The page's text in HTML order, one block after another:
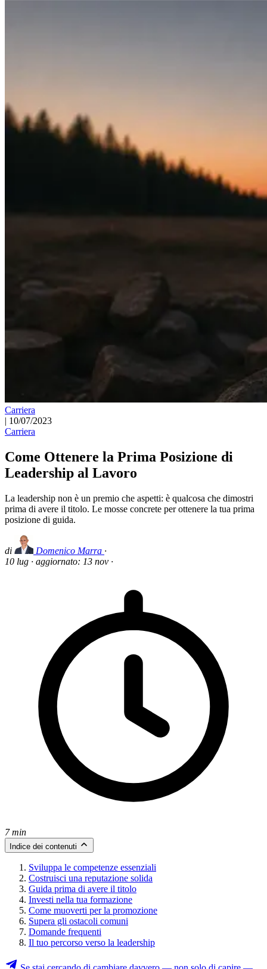
Carriera
| 10/07/2023
Carriera
Come Ottenere la Prima Posizione di
Leadership al Lavoro
La leadership non è un premio che aspetti: è qualcosa che dimostri
prima di avere il titolo. Le mosse concrete per ottenere la tua prima
posizione di guida.
di Domenico Marra ·
10 lug · aggiornato: 13 nov ·
7 min
Indice dei contenuti
Sviluppa le competenze essenziali
Costruisci una reputazione solida
Guida prima di avere il titolo
Investi nella tua formazione
Come muoverti per la promozione
Supera gli ostacoli comuni
Domande frequenti
Il tuo percorso verso la leadership